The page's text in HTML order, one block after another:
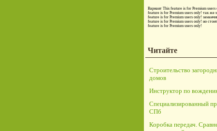
Вариант This feature is for Premium users
feature is for Premium users only! так же
feature is for Premium users only!
feature is for Premium users only! но
feature is for Premium users only!
Читайте
Строительство
домов
Инструктор по
Специализированный
СПб
Коробка передач.